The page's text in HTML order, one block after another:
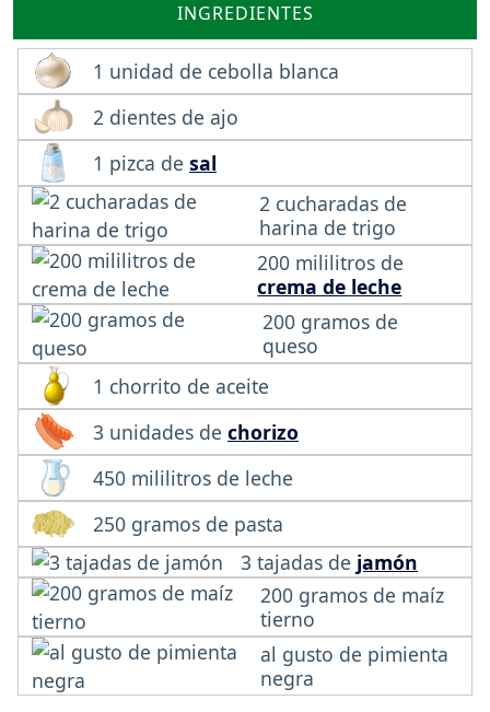
INGREDIENTES
1 unidad de cebolla blanca
2 dientes de ajo
1 pizca de sal
2 cucharadas de
harina de trigo
200 mililitros de
crema de leche
200 gramos de
queso
1 chorrito de aceite
3 unidades de chorizo
450 mililitros de leche
250 gramos de pasta
3 tajadas de jamón
200 gramos de maíz
tierno
al gusto de pimienta
negra